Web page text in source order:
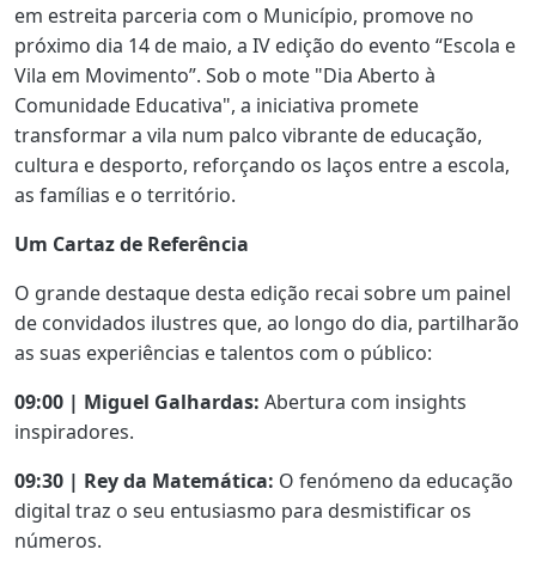
em estreita parceria com o Município, promove no
próximo dia 14 de maio, a IV edição do evento “Escola e
Vila em Movimento”. Sob o mote "Dia Aberto à
Comunidade Educativa", a iniciativa promete
transformar a vila num palco vibrante de educação,
cultura e desporto, reforçando os laços entre a escola,
as famílias e o território.
Um Cartaz de Referência
O grande destaque desta edição recai sobre um painel
de convidados ilustres que, ao longo do dia, partilharão
as suas experiências e talentos com o público:
09:00 | Miguel Galhardas: Abertura com insights
inspiradores.
09:30 | Rey da Matemática: O fenómeno da educação
digital traz o seu entusiasmo para desmistificar os
números.